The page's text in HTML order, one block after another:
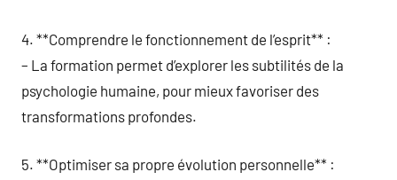
4. **Comprendre le fonctionnement de l’esprit** :
– La formation permet d’explorer les subtilités de la
psychologie humaine, pour mieux favoriser des
transformations profondes.
5. **Optimiser sa propre évolution personnelle** :